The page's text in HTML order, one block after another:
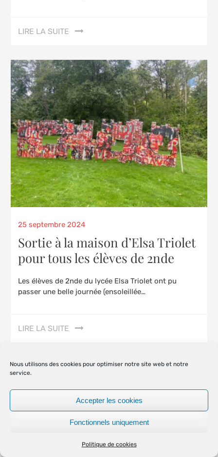
Nous utilisons des cookies pour optimiser notre site web et notre
service.
Accepter les cookies
Fonctionnels uniquement
Politique de cookies
LIRE LA SUITE
Posted
25 septembre 2024
Sortie à la maison d’Elsa Triolet
pour tous les élèves de 2nde
Les élèves de 2nde du lycée Elsa Triolet ont pu
passer une belle journée (ensoleillée…
LIRE LA SUITE